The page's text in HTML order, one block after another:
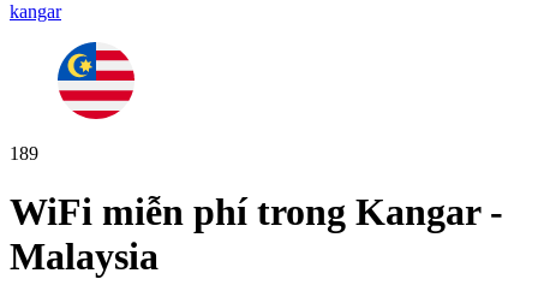
kangar
189
WiFi miễn phí trong Kangar-
Malaysia